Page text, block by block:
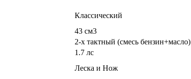
Классический
43 см3
2-х тактный (смесь бензин+масло)
1.7 лс
Леска и Нож